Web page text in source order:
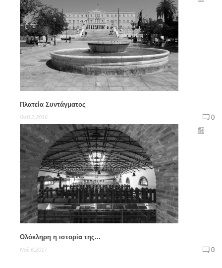
Πλατεία Συντάγματος
Φεβ 2,2016 0
Ολόκληρη η ιστορία της...
Νοέ 6,2017 0